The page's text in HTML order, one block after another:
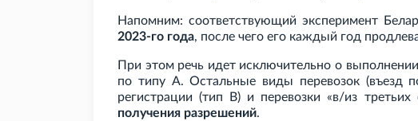
Напомним: соответствующий эксперимент
2023-го года, после чего его каждый год
При этом речь идет исключительно о
по типу А. Остальные виды перевозок (въезд
регистрации (тип B) и перевозки «в/из третьих
получения разрешений.